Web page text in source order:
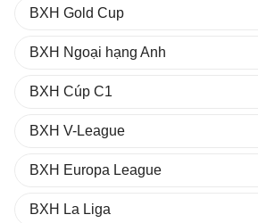
BXH Gold Cup
BXH Ngoại hạng Anh
BXH Cúp C1
BXH V-League
BXH Europa League
BXH La Liga